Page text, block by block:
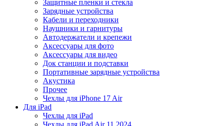
Защитные пленки и стекла
Зарядные устройства
Кабели и переходники
Наушники и гарнитуры
Автодержатели и крепежи
Аксессуары для фото
Аксессуары для видео
Док станции и подставки
Портативные зарядные устройства
Акустика
Прочее
Чехлы для iPhone 17 Air
Для iPad
Чехлы для iPad
Чехлы для iPad Air 11 2024